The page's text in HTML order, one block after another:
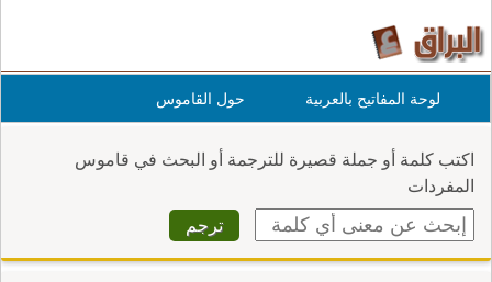
لوحة المفاتيح بالعربية حول القاموس
اكتب كلمة أو جملة قصيرة للترجمة أو البحث في قاموس
المفردات